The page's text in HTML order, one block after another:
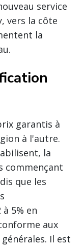
service
vers la côte
la
garantis à
à l'autre.
la
commençant
que les
5% en
aux
Il est